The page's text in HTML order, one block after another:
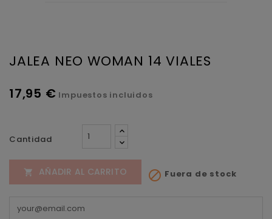
JALEA NEO WOMAN 14 VIALES
17,95 € Impuestos incluidos
Cantidad
 AÑADIR AL CARRITO  Fuera de stock